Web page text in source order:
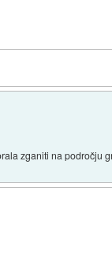
zganiti na področju